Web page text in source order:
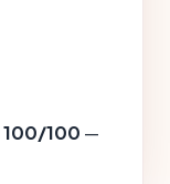
100/100 —